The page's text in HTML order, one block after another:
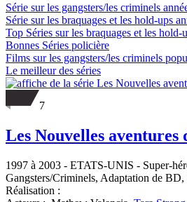
Série sur les gangsters/les criminels
Série sur les braquages et les hold-ups
Top Séries sur les braquages et les hold-
Bonnes Séries policière
Films sur les gangsters/les criminels
Le meilleur des séries
7
Les Nouvelles aventures
1997 à 2003 - ETATS-UNIS - Super-
Gangsters/Criminels, Adaptation de BD,
Réalisation :